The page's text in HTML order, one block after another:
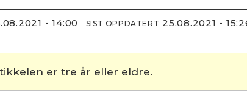
- 14:00 SIST OPPDATERT 25.08.2021 -
er tre år eller eldre.